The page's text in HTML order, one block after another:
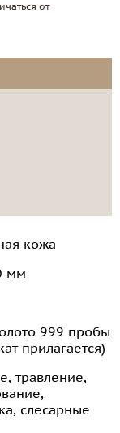
от
кожа
мм
999 пробы
прилагается)
травление,
слесарные